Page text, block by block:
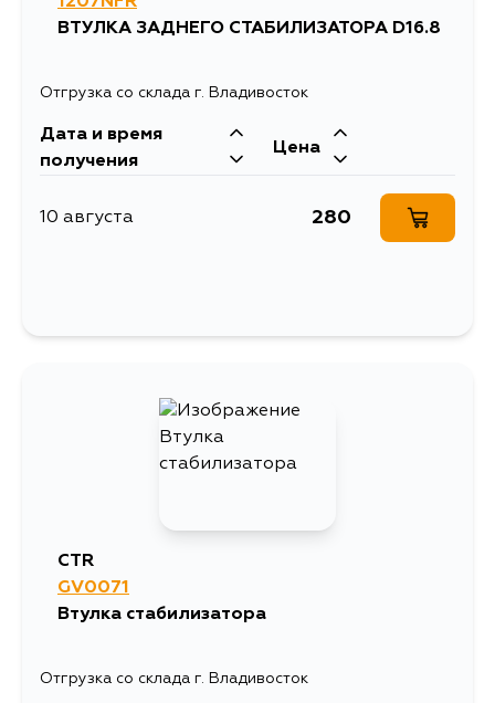
ВТУЛКА ЗАДНЕГО СТАБИЛИЗАТОРА D16.8
Отгрузка со склада г. Владивосток
Дата и время
получения
Цена
10 августа 280
CTR
GV0071
Втулка стабилизатора
Отгрузка со склада г. Владивосток